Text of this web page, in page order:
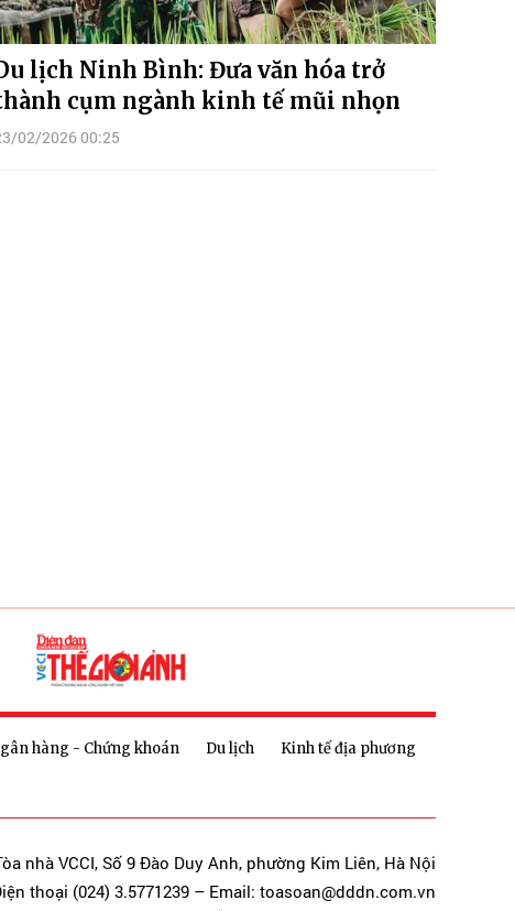
lịch Ninh Bình: Đưa văn hóa trở
cụm ngành kinh tế mũi nhọn
02/2026 00:25
hàng - Chứng khoán Du lịch
Kinh tế địa phương
nhà VCCI, Số 9 Đào Duy Anh, phường Kim Liên, Hà Nội
thoại (024) 3.5771239 – Email: toasoan@dddn.com.vn